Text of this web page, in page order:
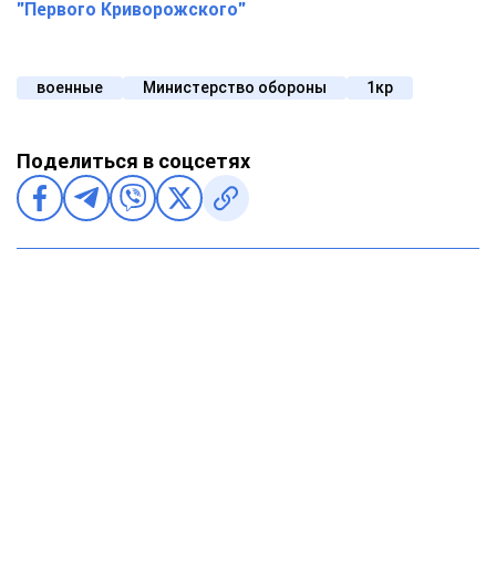
"Первого Криворожского"
военные Министерство обороны 1кр
Поделиться в соцсетях